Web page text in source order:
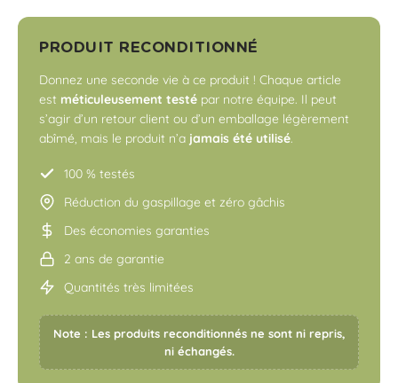
PRODUIT RECONDITIONNÉ
Donnez une seconde vie à ce produit ! Chaque article
est méticuleusement testé par notre équipe. Il peut
s’agir d’un retour client ou d’un emballage légèrement
abîmé, mais le produit n’a jamais été utilisé.
100 % testés
Réduction du gaspillage et zéro gâchis
Des économies garanties
2 ans de garantie
Quantités très limitées
Note : Les produits reconditionnés ne sont ni repris,
ni échangés.